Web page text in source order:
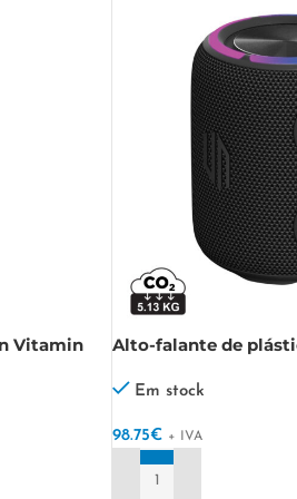
Vitamin
Alto-falante de
Em stock
98.75€ + IVA